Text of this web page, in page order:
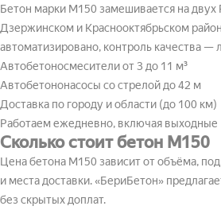
Бетон марки М150 замешивается на
Дзержинском и Краснооктябрьском
автоматизировано, контроль качества —
Автобетоносмесители от 3 до 11 м³
Автобетононасосы со стрелой до 42 м
Доставка по городу и области (до 100 км)
Работаем ежедневно, включая выходные
Сколько стоит бетон М150
Цена бетона М150 зависит от объёма,
и места доставки. «БериБетон»
без скрытых доплат.